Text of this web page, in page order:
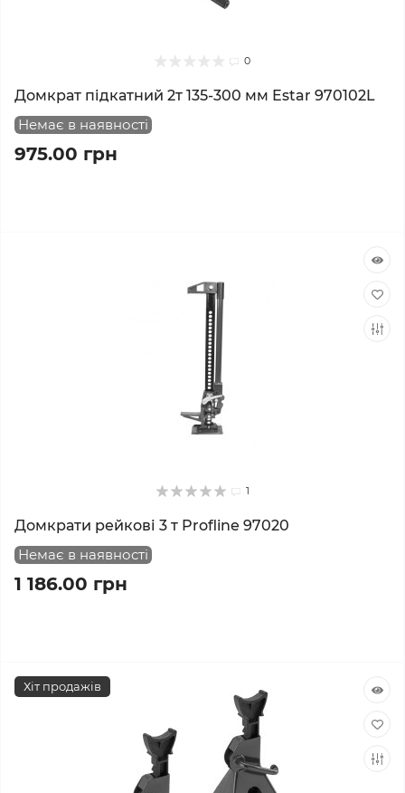
0
Домкрат підкатний 2т 135-300 мм Estar 970102L
Немає в наявності
975.00 грн
1
Домкрати рейкові 3 т Profline 97020
Немає в наявності
1 186.00 грн
Хіт продажів